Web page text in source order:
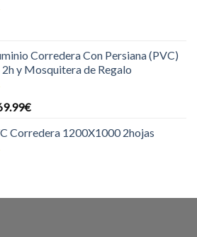
Corredera Con Persiana (PVC)
y Mosquitera de Regalo
€El
actual
Corredera 1200X1000 2hojas